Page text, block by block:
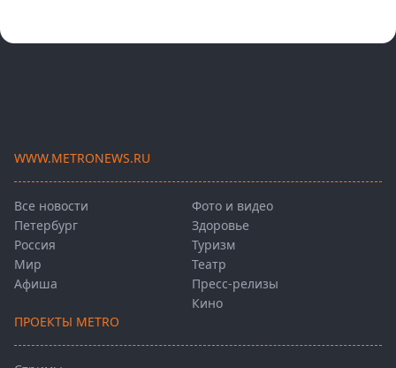
WWW.METRONEWS.RU
Все новости
Петербург
Россия
Мир
Афиша
Фото и видео
Здоровье
Туризм
Театр
Пресс-релизы
Кино
ПРОЕКТЫ METRO